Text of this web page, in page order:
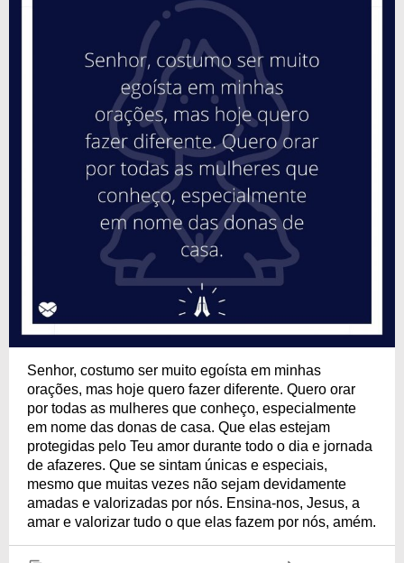
Senhor, costumo ser muito egoísta em minhas
orações, mas hoje quero fazer diferente. Quero orar
por todas as mulheres que conheço, especialmente
em nome das donas de casa. Que elas estejam
protegidas pelo Teu amor durante todo o dia e jornada
de afazeres. Que se sintam únicas e especiais,
mesmo que muitas vezes não sejam devidamente
amadas e valorizadas por nós. Ensina-nos, Jesus, a
amar e valorizar tudo o que elas fazem por nós, amém.